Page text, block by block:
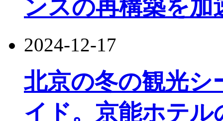
ンスの再構築を加
2024-12-17
北京の冬の観光シ
イド。京能ホテ